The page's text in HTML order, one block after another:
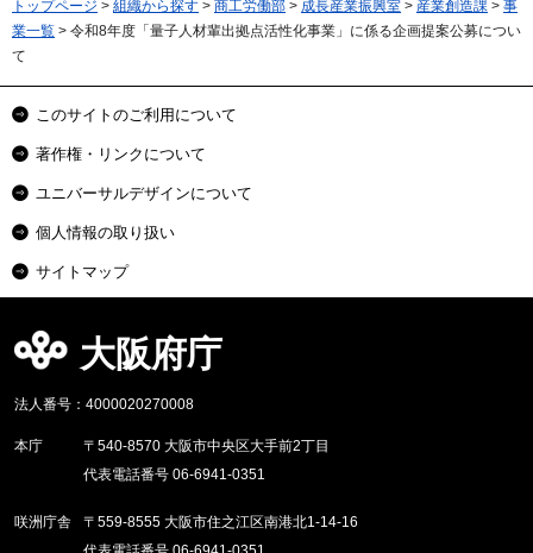
トップページ > 組織から探す > 商工労働部 > 成長産業振興室 > 産業創造課 > 事
業一覧 > 令和8年度「量子人材輩出拠点活性化事業」に係る企画提案公募につい
て
このサイトのご利用について
著作権・リンクについて
ユニバーサルデザインについて
個人情報の取り扱い
サイトマップ
大阪府庁
法人番号：4000020270008
本庁
〒540-8570 大阪市中央区大手前2丁目
代表電話番号 06-6941-0351
咲洲庁舎
〒559-8555 大阪市住之江区南港北1-14-16